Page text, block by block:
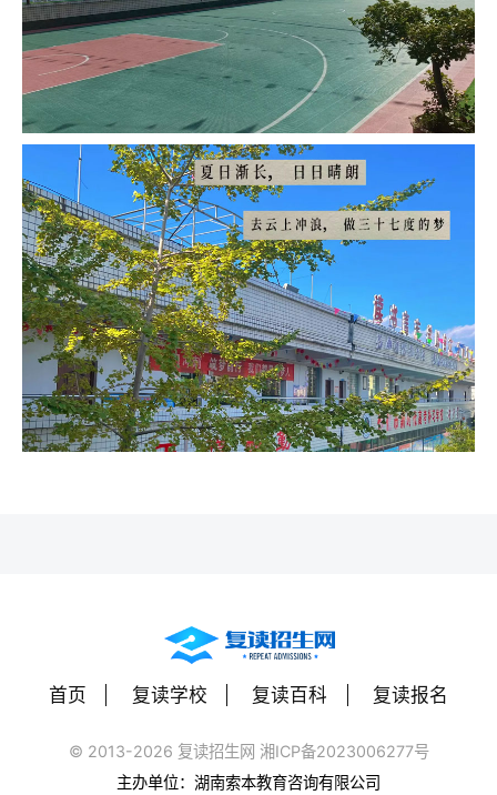
首页 复读学校 复读百科 复读报名
© 2013-2026 复读招生网 湘ICP备2023006277号
主办单位：湖南索本教育咨询有限公司